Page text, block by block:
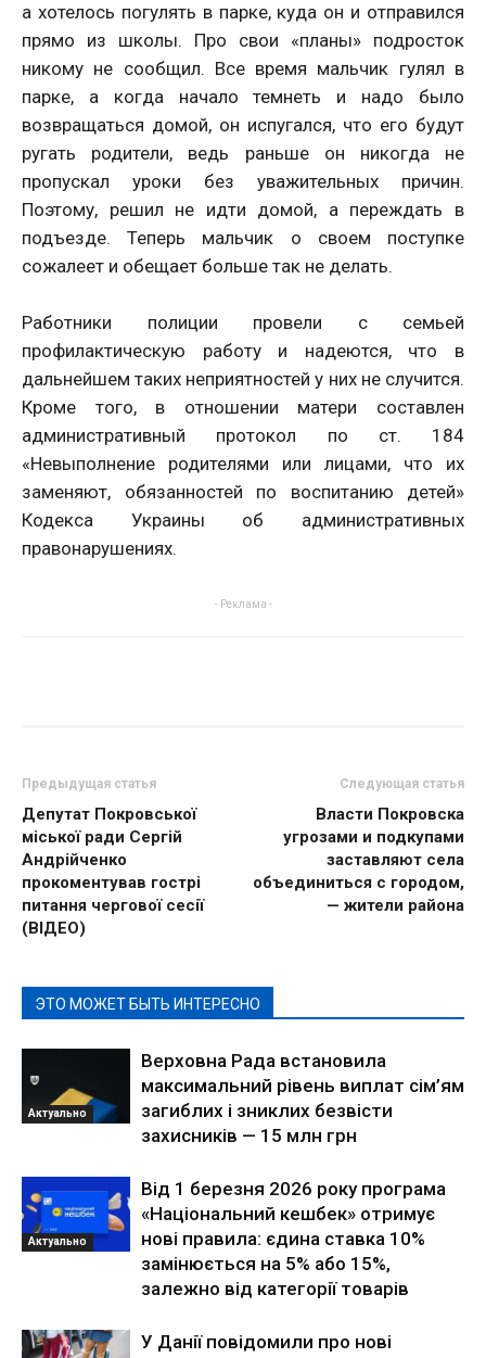
а хотелось погулять в парке, куда он и отправился
прямо из школы. Про свои «планы» подросток
никому не сообщил. Все время мальчик гулял в
парке, а когда начало темнеть и надо было
возвращаться домой, он испугался, что его будут
ругать родители, ведь раньше он никогда не
пропускал уроки без уважительных причин.
Поэтому, решил не идти домой, а переждать в
подъезде. Теперь мальчик о своем поступке
сожалеет и обещает больше так не делать.
Работники полиции провели с семьей
профилактическую работу и надеются, что в
дальнейшем таких неприятностей у них не случится.
Кроме того, в отношении матери составлен
административный протокол по ст. 184
«Невыполнение родителями или лицами, что их
заменяют, обязанностей по воспитанию детей»
Кодекса Украины об административных
правонарушениях.
- Реклама -
Предыдущая статья
Депутат Покровської
міської ради Сергій
Андрійченко
прокоментував гострі
питання чергової сесії
(ВІДЕО)
Следующая статья
Власти Покровска
угрозами и подкупами
заставляют села
объединиться с городом,
— жители района
ЭТО МОЖЕТ БЫТЬ ИНТЕРЕСНО
Актуально
Верховна Рада встановила
максимальний рівень виплат сім’ям
загиблих і зниклих безвісти
захисників — 15 млн грн
Актуально
Від 1 березня 2026 року програма
«Національний кешбек» отримує
нові правила: єдина ставка 10%
замінюється на 5% або 15%,
залежно від категорії товарів
У Данії повідомили про нові